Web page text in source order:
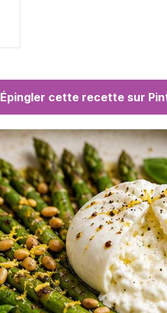
Épingler cette recette sur